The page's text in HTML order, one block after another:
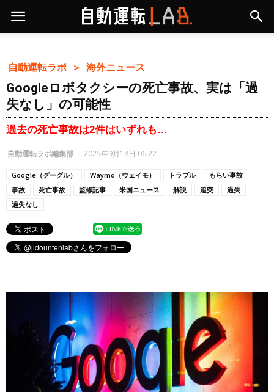
自動運転ラボ ＞ 海外ニュース
Googleロボタクシーの死亡事故、実は「過
失なし」の可能性
過去の死亡事故は2件はいずれも…
自動運転ラボ編集部 - 2025年9月18日 06:22
Google（グーグル） Waymo（ウェイモ） トラブル
もらい事故
事故
死亡事故 監修記事 米国ニュース 解説 追突
過失
過失なし